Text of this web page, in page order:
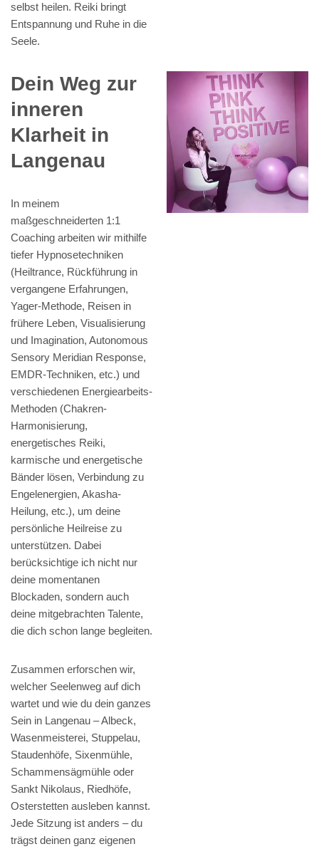
selbst heilen. Reiki bringt
Entspannung und Ruhe in die
Seele.
Dein Weg zur
inneren
Klarheit in
Langenau
In meinem
maßgeschneiderten 1:1
Coaching arbeiten wir mithilfe
tiefer Hypnosetechniken
(Heiltrance, Rückführung in
vergangene Erfahrungen,
Yager-Methode, Reisen in
frühere Leben, Visualisierung
und Imagination, Autonomous
Sensory Meridian Response,
EMDR-Techniken, etc.) und
verschiedenen Energiearbeits-
Methoden (Chakren-
Harmonisierung,
energetisches Reiki,
karmische und energetische
Bänder lösen, Verbindung zu
Engelenergien, Akasha-
Heilung, etc.), um deine
persönliche Heilreise zu
unterstützen. Dabei
berücksichtige ich nicht nur
deine momentanen
Blockaden, sondern auch
deine mitgebrachten Talente,
die dich schon lange begleiten.
Zusammen erforschen wir,
welcher Seelenweg auf dich
wartet und wie du dein ganzes
Sein in Langenau – Albeck,
Wasenmeisterei, Stuppelau,
Staudenhöfe, Sixenmühle,
Schammensägmühle oder
Sankt Nikolaus, Riedhöfe,
Osterstetten ausleben kannst.
Jede Sitzung ist anders – du
trägst deinen ganz eigenen